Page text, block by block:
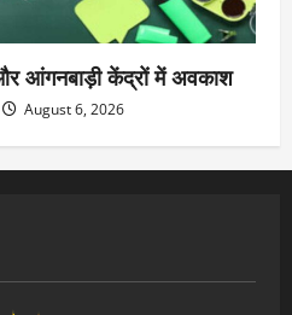
आंगनबाड़ी केंद्रों में अवकाश
August 6, 2026